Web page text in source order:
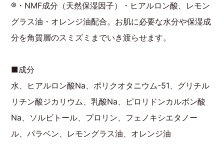
®・NMF成分（天然保湿因子）・ヒアルロン酸、レモン
グラス油・オレンジ油配合。お肌に必要な水分や保湿成
分を角質層のスミズミまでいき渡らせます。
■成分
水、ヒアルロン酸Na、ポリクオタニウム-51、グリチル
リチン酸ジカリウム、乳酸Na、ピロリドンカルボン酸
Na、ソルビトール、プロリン、フェノキシエタノー
ル、パラベン、レモングラス油、オレンジ油